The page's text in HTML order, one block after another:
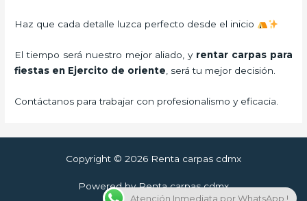
Haz que cada detalle luzca perfecto desde el inicio
El tiempo será nuestro mejor aliado, y rentar carpas para
fiestas en Ejercito de oriente , será tu mejor decisión.
Contáctanos para trabajar con profesionalismo y eficacia.
Copyright © 2026 Renta carpas cdmx
Powered by Renta carpas cdmx
Atención Inmediata por WhatsApp !